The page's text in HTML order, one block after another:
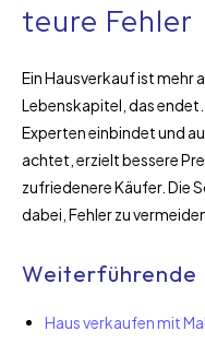
teure Fehler
Ein Hausverkauf ist mehr
Lebenskapitel, das
Experten einbindet und
achtet, erzielt bessere
zufriedenere Käufer.
dabei, Fehler zu
Weiterführende
Haus verkaufen mit